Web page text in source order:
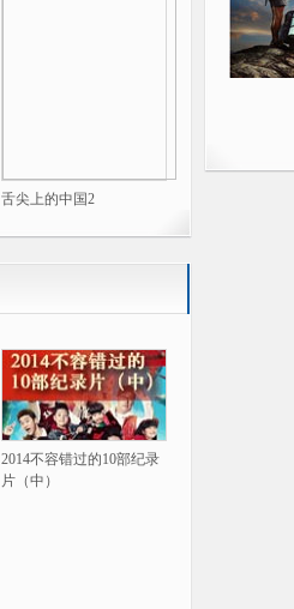
舌尖上的中国2
2014不容错过的10部纪录
片（中）